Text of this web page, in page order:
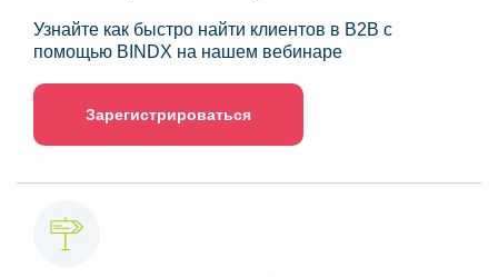
Узнайте как быстро найти клиентов в B2B с
помощью BINDX на нашем вебинаре
Зарегистрироваться